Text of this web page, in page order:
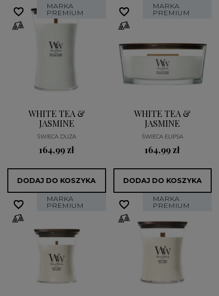
MARKA
PREMIUM
WHITE TEA &
JASMINE
ŚWIECA DUŻA
164,99 zł
DODAJ DO KOSZYKA
favorite_border
favorite_border MARKA
PREMIUM
WHITE TEA &
JASMINE
ŚWIECA ELIPSA
164,99 zł
DODAJ DO KOSZYKA
favorite_border
favorite_border
MARKA
PREMIUM
favorite_border
favorite_border MARKA
PREMIUM
favorite_border
favorite_border